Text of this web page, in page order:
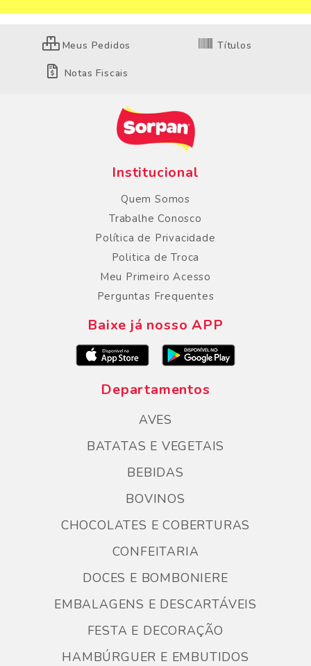
Meus Pedidos Títulos
Notas Fiscais
Institucional
Quem Somos
Trabalhe Conosco
Política de Privacidade
Politica de Troca
Meu Primeiro Acesso
Perguntas Frequentes
Baixe já nosso APP
Departamentos
AVES
BATATAS E VEGETAIS
BEBIDAS
BOVINOS
CHOCOLATES E COBERTURAS
CONFEITARIA
DOCES E BOMBONIERE
EMBALAGENS E DESCARTÁVEIS
FESTA E DECORAÇÃO
HAMBÚRGUER E EMBUTIDOS